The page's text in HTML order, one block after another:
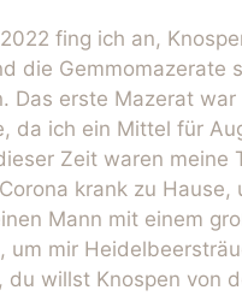
fing ich an,
die Gemmomazerate
Das erste Mazerat war
da ich ein Mittel für
Zeit waren meine
krank zu Hause,
Mann mit einem
um mir
du willst Knospen von